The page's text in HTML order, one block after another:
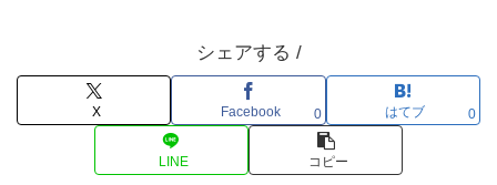
シェアする /
X Facebook 0 はてブ 0
LINE コピー